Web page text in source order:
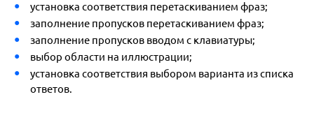
установка соответствия перетаскиванием фраз;
заполнение пропусков перетаскиванием фраз;
заполнение пропусков вводом с клавиатуры;
выбор области на иллюстрации;
установка соответствия выбором варианта из списка
ответов.